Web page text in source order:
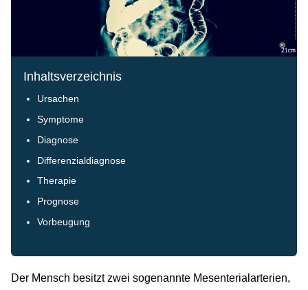
©
Inhaltsverzeichnis
Ursachen
Symptome
Diagnose
Differenzialdiagnose
Therapie
Prognose
Vorbeugung
Der Mensch besitzt zwei sogenannte Mesenterialarterien,